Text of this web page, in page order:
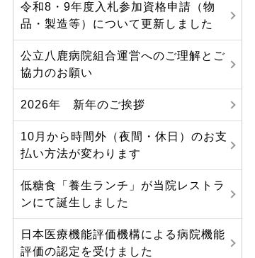
令和8・9年度入札参加資格申請（物
品・製造等）について更新しました
公立八鹿病院組合運営へのご理解とご
協力のお願い
2026年 新年のご挨拶
10月から時間外（夜間・休日）のお支
払い方法が変わります
低糖食「養生ランチ」が当院レストラ
ンにて誕生しました
日本医療機能評価機構による病院機能
評価の認定を受けました